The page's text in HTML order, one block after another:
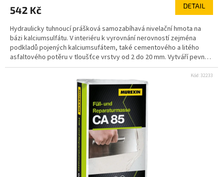
542 Kč DETAIL
Hydraulicky tuhnoucí prášková samozabíhavá nivelační hmota na
bázi kalciumsulfátu. V interiéru k vyrovnání nerovností zejména
podkladů pojených kalciumsufátem, také cementového a litého
asfaltového potěru v tloušťce vrstvy od 2 do 20 mm. Vytváří pevný a
ideálně rovný podklad před kladením všech druhů podlahových
krytin včetně parket. Vhodné použití i pro podlahové vytápění a
zatížení kolečkovým nábytkem. na bázi kalciumsulfátu minimální
napětí při tuhnutí čerpatelná vynikající rozliv hladký nasákavý povrch
Kód:32233